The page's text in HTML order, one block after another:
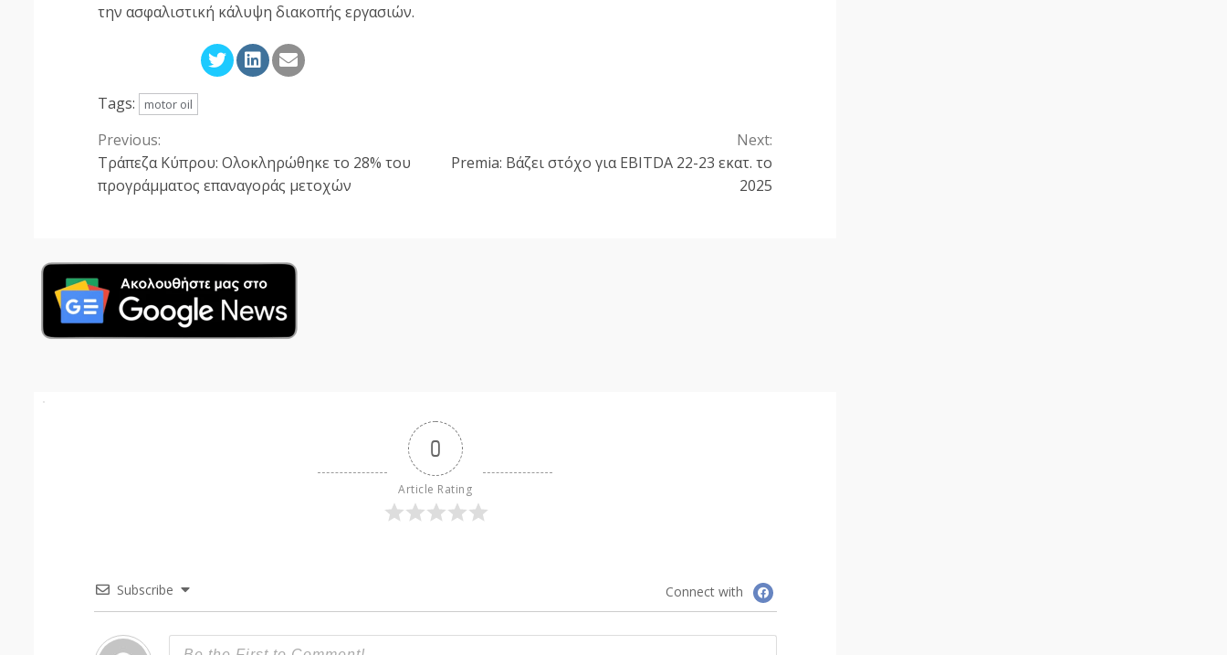
την ασφαλιστική κάλυψη διακοπής εργασιών.
Tags: motor oil
Continue
Reading
Previous:
Τράπεζα Κύπρου: Ολοκληρώθηκε το 28% του
προγράμματος επαναγοράς μετοχών
Next:
Premia: Βάζει στόχο για EBITDA 22-23 εκατ. το
2025
0
Article Rating
Subscribe Connect with